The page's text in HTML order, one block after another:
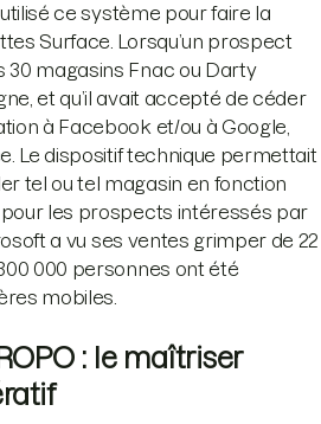
ce système pour faire la
Surface. Lorsqu’un prospect
30 magasins Fnac ou Darty
et qu’il avait accepté de céder
à Facebook et/ou à Google,
Le dispositif technique permettait
tel ou tel magasin en fonction
les prospects intéressés par
a vu ses ventes grimper de 22
000 personnes ont été
mobiles.
: le maîtriser